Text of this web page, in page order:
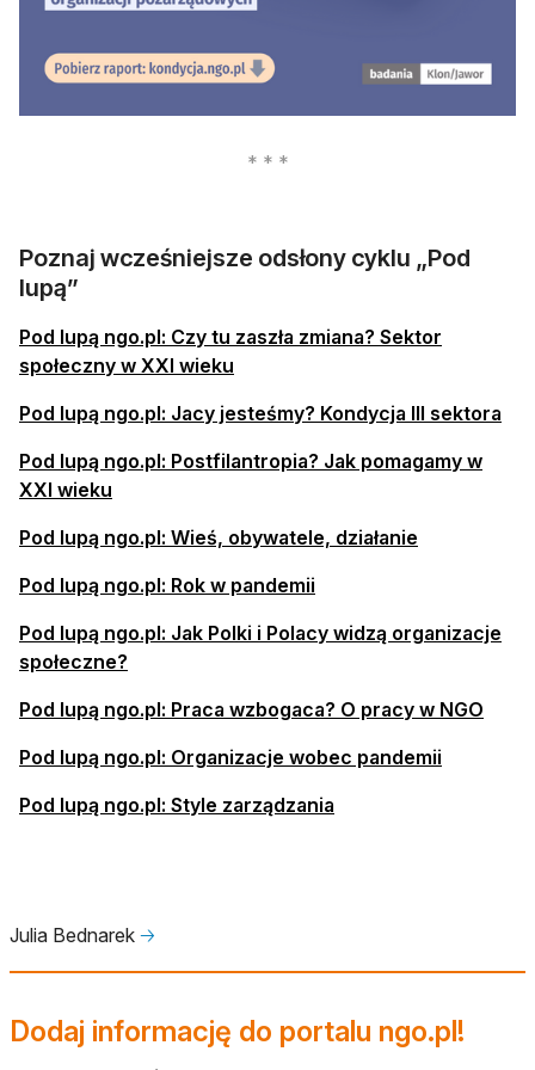
Poznaj wcześniejsze odsłony cyklu „Pod
lupą”
Pod lupą ngo.pl: Czy tu zaszła zmiana? Sektor
społeczny w XXI wieku
Pod lupą ngo.pl: Jacy jesteśmy? Kondycja III sektora
Pod lupą ngo.pl: Postfilantropia? Jak pomagamy w
XXI wieku
Pod lupą ngo.pl: Wieś, obywatele, działanie
Pod lupą ngo.pl: Rok w pandemii
Pod lupą ngo.pl: Jak Polki i Polacy widzą organizacje
społeczne?
Pod lupą ngo.pl: Praca wzbogaca? O pracy w NGO
Pod lupą ngo.pl: Organizacje wobec pandemii
Pod lupą ngo.pl: Style zarządzania
Julia Bednarek 🡢
Dodaj informację do portalu ngo.pl!